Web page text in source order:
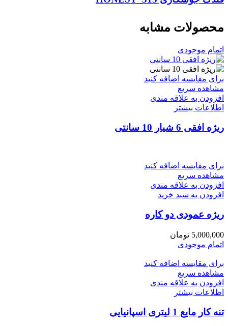
محصولات مشابه
اتمام موجودی
برای مقایسه اضافه کنید
مشاهده سریع
افزودن به علاقه مندی
اطلاعات بیشتر
ریژه افقی 6 شیار 10 سانتی
برای مقایسه اضافه کنید
مشاهده سریع
افزودن به علاقه مندی
افزودن به سبد خرید
ریژه عمودی دو کاره
5,000,000 تومان
اتمام موجودی
برای مقایسه اضافه کنید
مشاهده سریع
افزودن به علاقه مندی
اطلاعات بیشتر
تنه کار مایع 1 لیتری اسپانیایی